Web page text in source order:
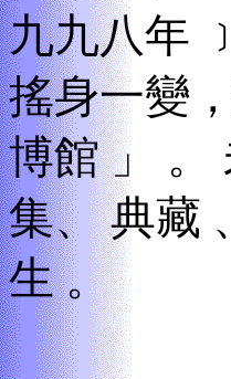
九九八年 ﹞
搖身一變 ，
博館 」 。
集、 典藏
生 。